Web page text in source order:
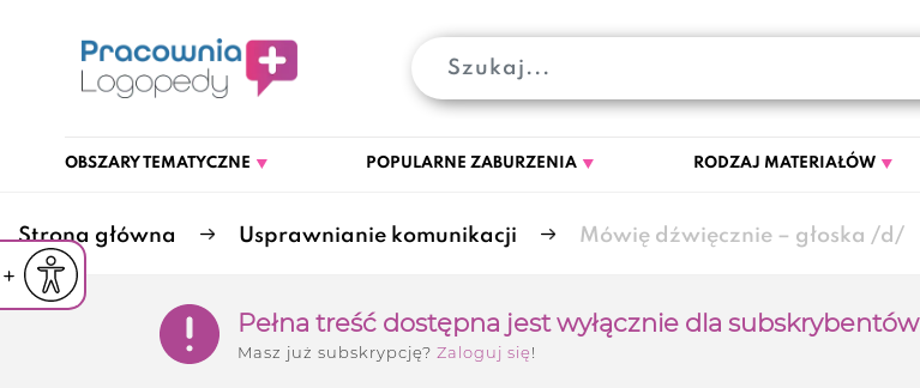
czcionkę
czcionka
Powiększ czcionkę
OBSZARY TEMATYCZNE POPULARNE ZABURZENIA RODZAJ MATERIAŁÓW
Strona główna Usprawnianie komunikacji Mówię dźwięcznie – głoska /d/
Pełna treść dostępna jest wyłącznie dla subskrybentów
Masz już subskrypcję? Zaloguj się !